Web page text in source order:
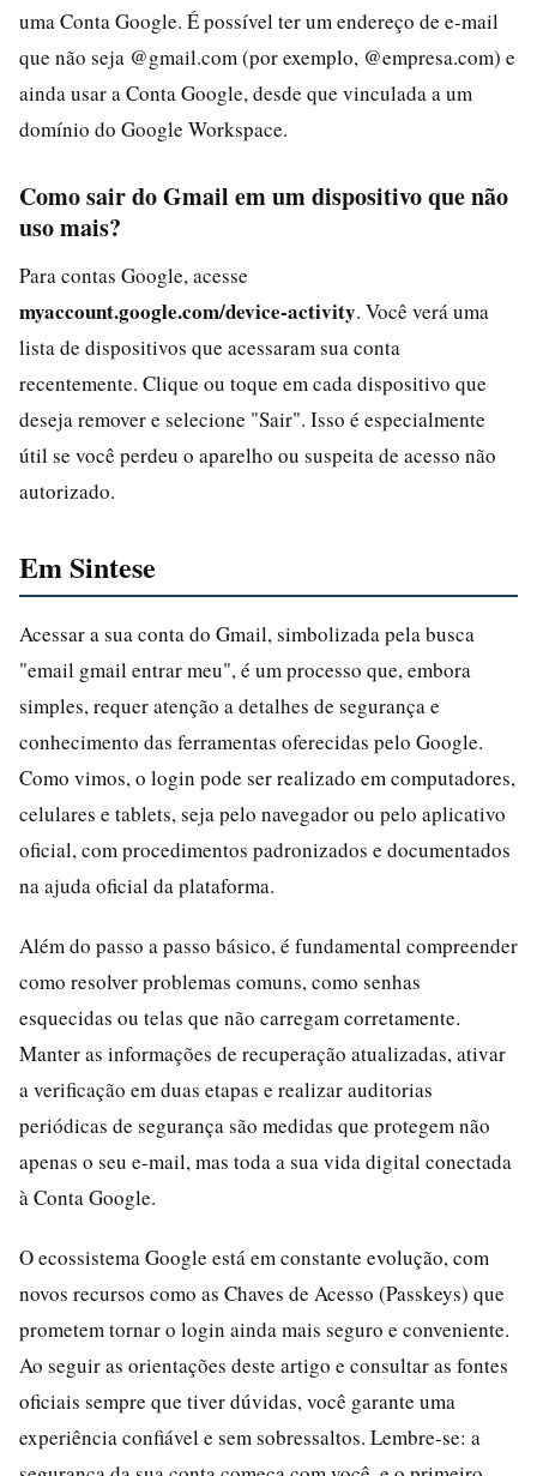
uma Conta Google. É possível ter um endereço de e-mail
que não seja @gmail.com (por exemplo, @empresa.com) e
ainda usar a Conta Google, desde que vinculada a um
domínio do Google Workspace.
Como sair do Gmail em um dispositivo que não
uso mais?
Para contas Google, acesse
myaccount.google.com/device-activity. Você verá uma
lista de dispositivos que acessaram sua conta
recentemente. Clique ou toque em cada dispositivo que
deseja remover e selecione "Sair". Isso é especialmente
útil se você perdeu o aparelho ou suspeita de acesso não
autorizado.
Em Sintese
Acessar a sua conta do Gmail, simbolizada pela busca
"email gmail entrar meu", é um processo que, embora
simples, requer atenção a detalhes de segurança e
conhecimento das ferramentas oferecidas pelo Google.
Como vimos, o login pode ser realizado em computadores,
celulares e tablets, seja pelo navegador ou pelo aplicativo
oficial, com procedimentos padronizados e documentados
na ajuda oficial da plataforma.
Além do passo a passo básico, é fundamental compreender
como resolver problemas comuns, como senhas
esquecidas ou telas que não carregam corretamente.
Manter as informações de recuperação atualizadas, ativar
a verificação em duas etapas e realizar auditorias
periódicas de segurança são medidas que protegem não
apenas o seu e-mail, mas toda a sua vida digital conectada
à Conta Google.
O ecossistema Google está em constante evolução, com
novos recursos como as Chaves de Acesso (Passkeys) que
prometem tornar o login ainda mais seguro e conveniente.
Ao seguir as orientações deste artigo e consultar as fontes
oficiais sempre que tiver dúvidas, você garante uma
experiência confiável e sem sobressaltos. Lembre-se: a